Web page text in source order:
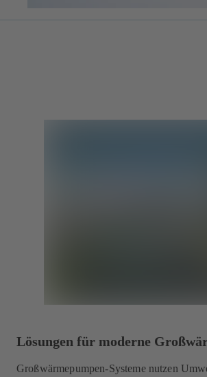
Lösungen für moderne
Großwärmepumpen-Systeme nutzen